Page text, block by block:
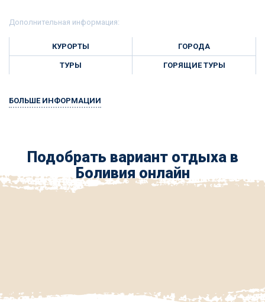
Дополнительная информация:
КУРОРТЫ ГОРОДА
ТУРЫ ГОРЯЩИЕ ТУРЫ
БОЛЬШЕ ИНФОРМАЦИИ
Подобрать вариант отдыха в
Боливия онлайн